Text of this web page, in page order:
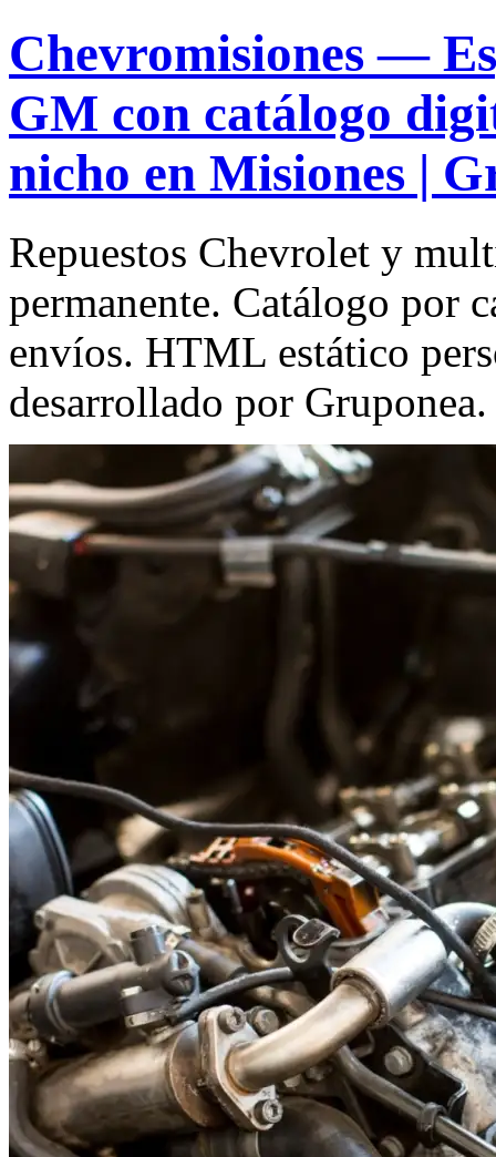
Chevromisiones —
GM con catálogo
nicho en Misiones |
Repuestos Chevrolet y
permanente. Catálogo por
envíos. HTML estático
desarrollado por Gruponea.